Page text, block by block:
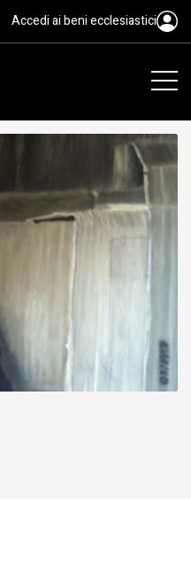
Accedi ai beni ecclesiastici